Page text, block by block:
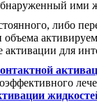
ими
либо
активации для